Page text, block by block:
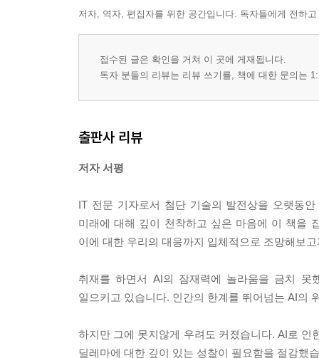
| AI 기술의 미래 전망
| AI와 헬스케어 혁신
| AI, 제조업의 게임 체인저
저자, 역자, 편집자를 위한 공간입니다. 독자들에게 전하
접수된 글은 확인을 거쳐 이 곳에 게재됩니다.
독자 분들의 리뷰는 리뷰 쓰기를, 책에 대한 문의는
출판사 리뷰
저자 서평
IT 전문 기자로서 첨단 기술의 발전상을 오랫동
미래에 대해 깊이 천착하고 싶은 마음에 이 책을
이에 대한 우리의 대응까지 입체적으로 조망해보
취재를 하면서 AI의 잠재력에 놀라움을 금치
일으키고 있습니다. 인간의 한계를 뛰어넘는 AI의
하지만 그에 못지않게 우려도 커졌습니다. AI로
딜레마에 대한 깊이 있는 성찰이 필요함을 절감했